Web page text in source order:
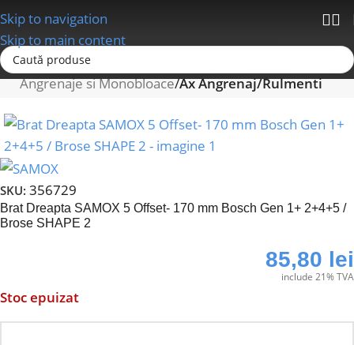
Skip to navigation
Skip to main content
Prima pagină
Angrenaje si Monobloace Ax Angrenaj/Rulmenti
SKU: 356729
Brat Dreapta SAMOX 5 Offset- 170 mm Bosch Gen 1+ 2+4+5 /
Brose SHAPE 2
85,80 lei
include 21% TVA
Stoc epuizat